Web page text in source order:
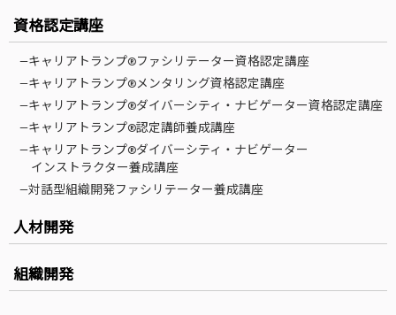
資格認定講座
—キャリアトランプ®ファシリテーター資格認定講座
—キャリアトランプ®メンタリング資格認定講座
—キャリアトランプ®ダイバーシティ・ナビゲーター資格認定講座
—キャリアトランプ®認定講師養成講座
—キャリアトランプ®ダイバーシティ・ナビゲーター
インストラクター養成講座
—対話型組織開発ファシリテーター養成講座
人材開発
組織開発